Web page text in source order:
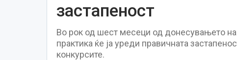
застапеност
Во рок од шест месеци од донесувањето
практика ќе ја уреди правичната
конкурсите.